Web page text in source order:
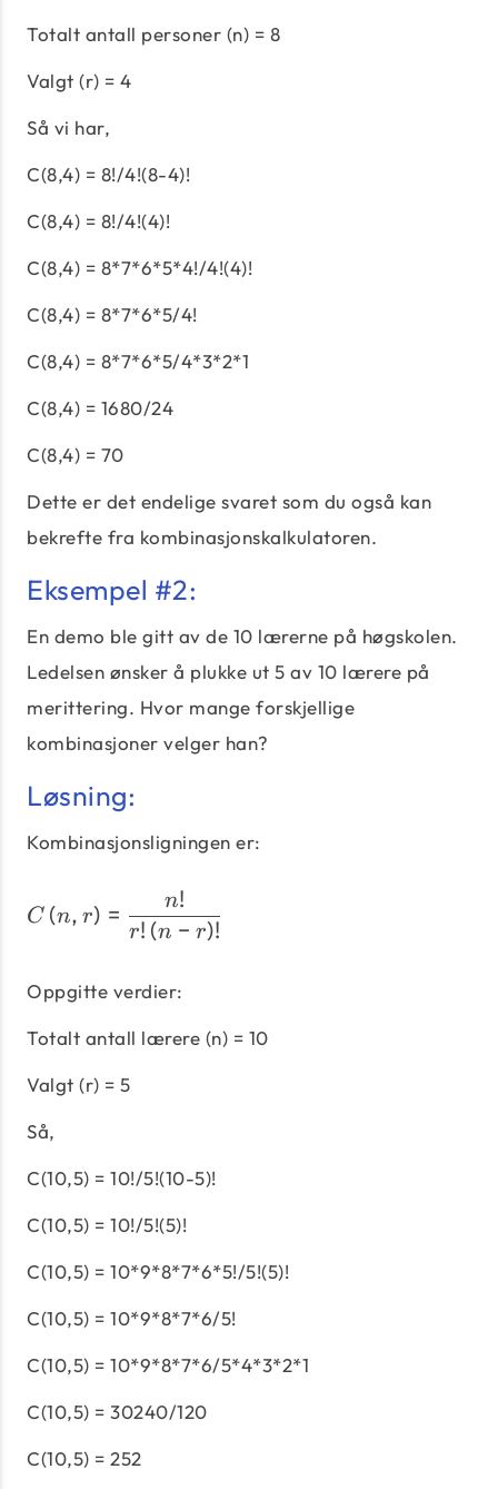
Totalt antall personer (n) = 8
Valgt (r) = 4
Så vi har,
C(8,4) = 8!/4!(8-4)!
C(8,4) = 8!/4!(4)!
C(8,4) = 8*7*6*5*4!/4!(4)!
C(8,4) = 8*7*6*5/4!
C(8,4) = 8*7*6*5/4*3*2*1
C(8,4) = 1680/24
C(8,4) = 70
Dette er det endelige svaret som du også kan
bekrefte fra kombinasjonskalkulatoren.
Eksempel #2:
En demo ble gitt av de 10 lærerne på høgskolen.
Ledelsen ønsker å plukke ut 5 av 10 lærere på
merittering. Hvor mange forskjellige
kombinasjoner velger han?
Løsning:
Kombinasjonsligningen er:
C (n, r) =
r! (n − r)!
n!
Oppgitte verdier:
Totalt antall lærere (n) = 10
Valgt (r) = 5
Så,
C(10,5) = 10!/5!(10-5)!
C(10,5) = 10!/5!(5)!
C(10,5) = 10*9*8*7*6*5!/5!(5)!
C(10,5) = 10*9*8*7*6/5!
C(10,5) = 10*9*8*7*6/5*4*3*2*1
C(10,5) = 30240/120
C(10,5) = 252